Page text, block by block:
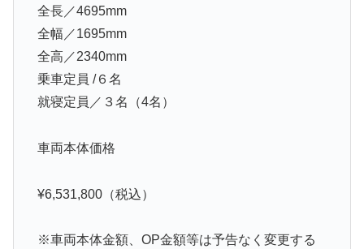
全長／4695mm
全幅／1695mm
全高／2340mm
乗車定員 /６名
就寝定員／３名（4名）
車両本体価格
¥6,531,800（税込）
※車両本体金額、OP金額等は予告なく変更する